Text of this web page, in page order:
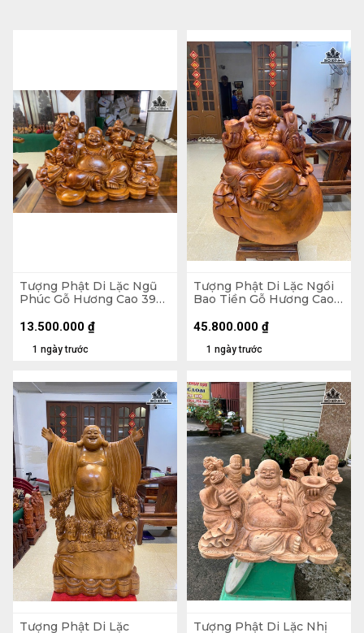
Tượng Phật Di Lặc Ngũ
Phúc Gỗ Hương Cao 39
1 ngày trước
13.500.000 ₫
Tượng Phật Di Lặc Ngồi
Bao Tiền Gỗ Hương Cao
- 155kg
1 ngày trước
45.800.000 ₫
Tượng Phật Di Lặc
Tượng Phật Di Lặc Nhị